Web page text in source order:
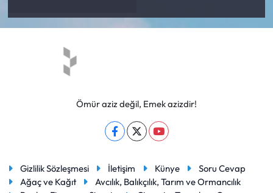
Ömür aziz değil, Emek azizdir!
Gizlilik Sözleşmesi İletişim Künye
Soru Cevap
Ağaç ve Kağıt
Avcılık, Balıkçılık, Tarım ve Ormancılık